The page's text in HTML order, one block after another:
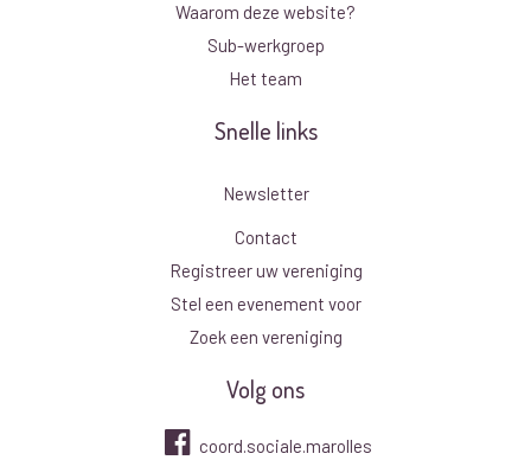
Waarom deze website?
Sub-werkgroep
Het team
Snelle links
Newsletter
Contact
Registreer uw vereniging
Stel een evenement voor
Zoek een vereniging
Volg ons
coord.sociale.marolles